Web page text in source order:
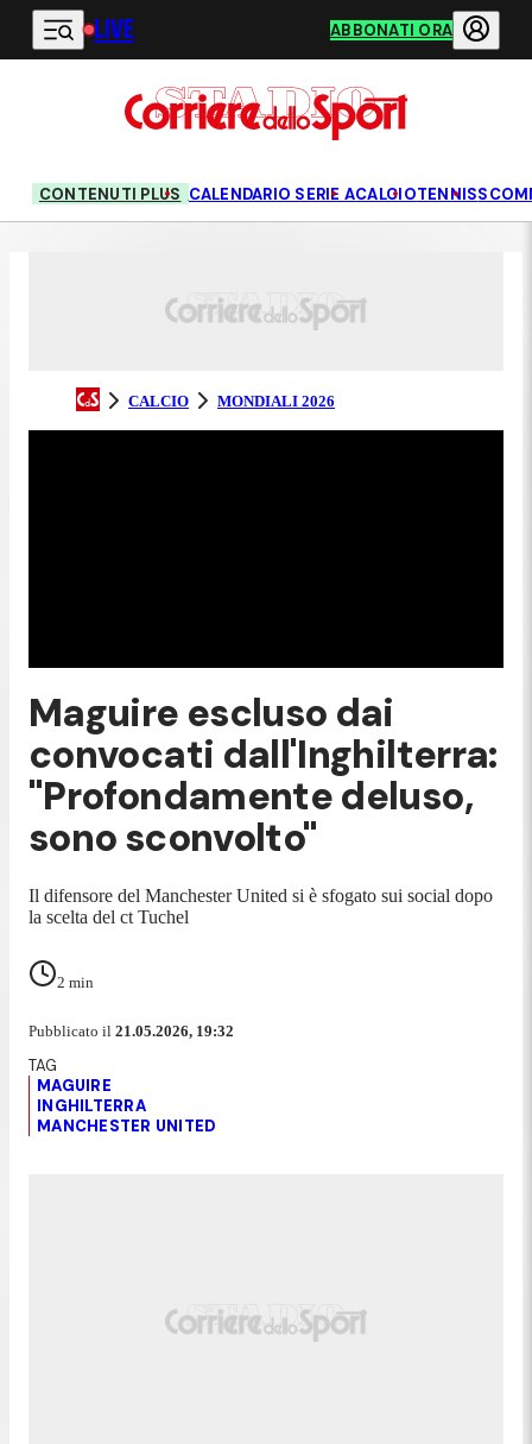
Vai al contenuto principale
LIVE ABBONATI ORA
CONTENUTI PLUS CALENDARIO SERIE ACALCIOTENNIS
CALCIO MONDIALI 2026
Maguire escluso dai
convocati dall'Inghilterra:
"Profondamente deluso,
sono sconvolto"
Il difensore del Manchester United si è sfogato sui social dopo
la scelta del ct Tuchel
2 min
Pubblicato il 21.05.2026, 19:32
MAGUIRE
INGHILTERRA
MANCHESTER UNITED